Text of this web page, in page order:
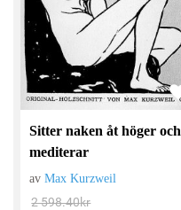
Sitter naken åt höger och
mediterar
avMax Kurzweil
2 598.40kr